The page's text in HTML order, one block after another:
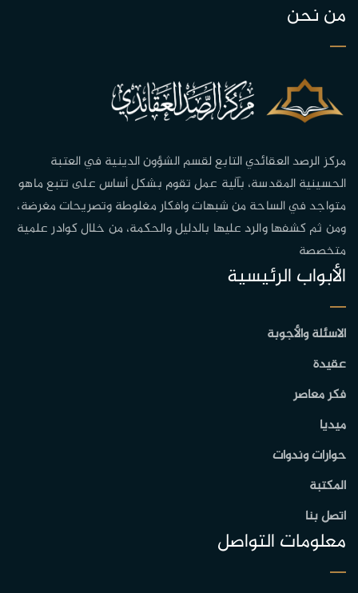
من نحن
مركز الرصد العقائدي التابع لقسم الشؤون الدينية في العتبة
الحسينية المقدسة، بآلية عمل تقوم بشكل أساس على تتبع ماهو
متواجد في الساحة من شبهات وافكار مغلوطة وتصريحات مغرضة،
ومن ثم كشفها والرد عليها بالدليل والحكمة، من خلال كوادر علمية
متخصصة
الأبواب الرئيسية
الاسئلة والأجوبة
عقيدة
فكر معاصر
ميديا
حوارات وندوات
المكتبة
اتصل بنا
معلومات التواصل